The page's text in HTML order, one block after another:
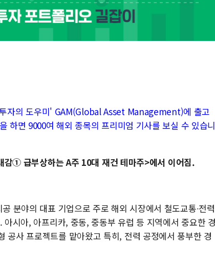
구미 폐염산처리업체서 불 2시
자의 도우미' GAM(Global Asset Management)에 출고
하면 9000여 해외 종목의 프리미엄 기사를 보실 수 있습니
감① 급부상하는 A주 10대 재건 테마주>에서 이어짐.
분야의 대표 기업으로 주로 해외 시장에서 철도교통∙전력
시아, 아프리카, 중동, 중동부 유럽 등 지역에서 중요한 경
공사 프로젝트를 맡아왔고 특히, 전력 공정에서 풍부한 경